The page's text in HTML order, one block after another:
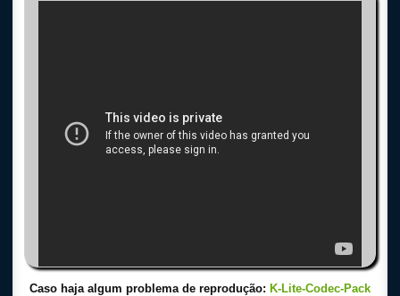
Caso haja algum problema de reprodução: K-Lite-Codec-Pack